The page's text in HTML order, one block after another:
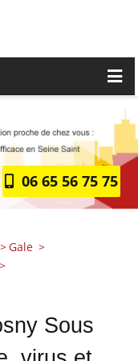
06 65 56 75 75
Gale
Sous